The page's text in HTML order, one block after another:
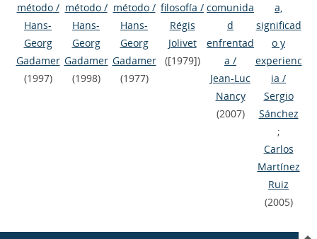
método/
Hans-
Georg
Gadamer
(1997)
método/
Hans-
Georg
Gadamer
(1998)
método/
Hans-
Georg
Gadamer
(1977)
filosofía /
Régis
Jolivet
([1979])
comunida
d
enfrentad
a /
Jean-Luc
Nancy
(2007)
a,
significad
o y
experienc
ia /
Sergio
Sánchez
;
Carlos
Martínez
Ruiz
(2005)